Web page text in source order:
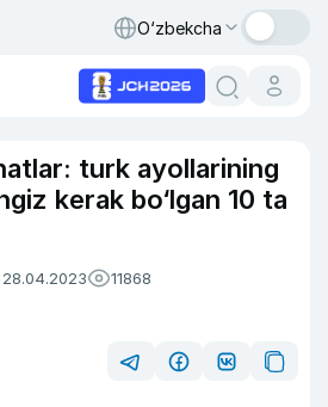
O‘zbekcha
turk ayollarining
kerak bo‘lgan 10 ta
11868